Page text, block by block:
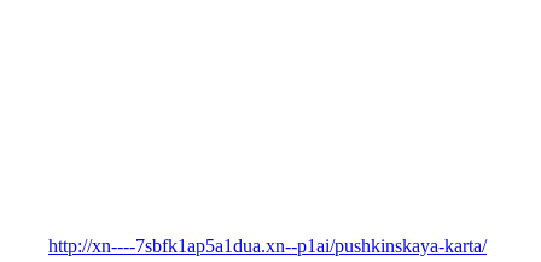
http://xn----7sbfk1ap5a1dua.xn--p1ai/pushkinskaya-karta/